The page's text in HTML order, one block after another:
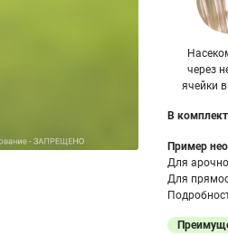
через
ячейки
В
Пример
Для
Для